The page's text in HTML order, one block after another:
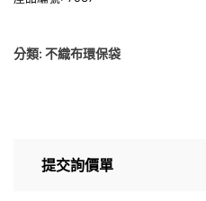
分類: 不織布環保袋
提交詢價單